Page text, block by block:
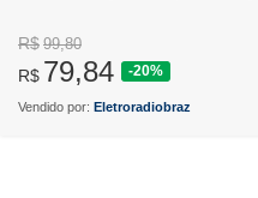
R$ 99,80
R$ 79,84 -20%
Vendido por: Eletroradiobraz